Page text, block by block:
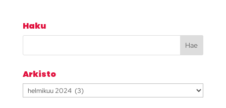
Haku
Arkisto
Arkisto